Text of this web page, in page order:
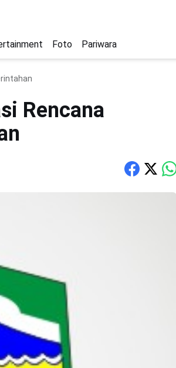
Foto Pariwara
Rencana